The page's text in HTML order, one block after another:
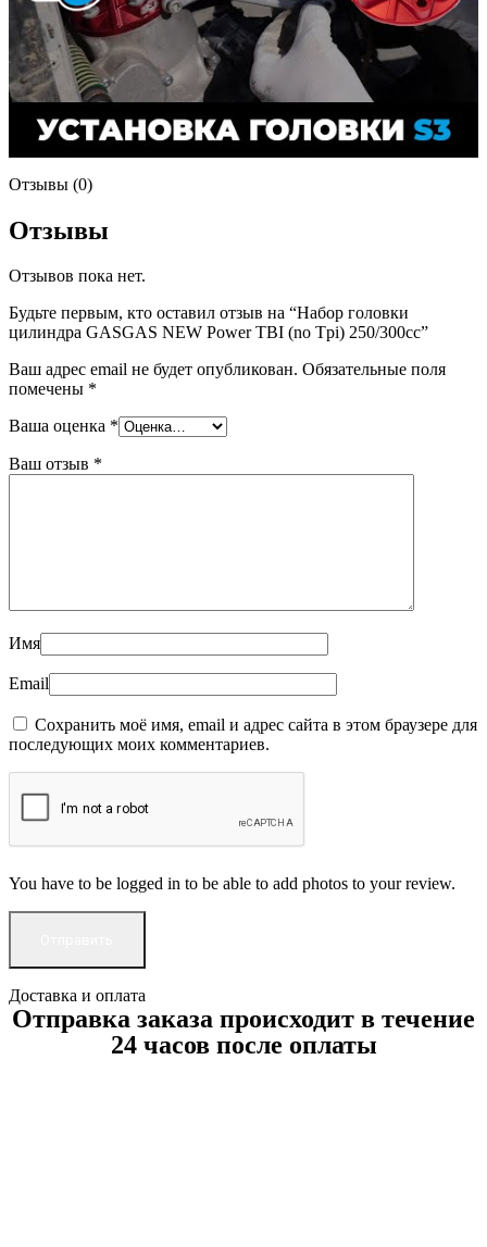
Отзывы (0)
Отзывы
Отзывов пока нет.
Будьте первым, кто оставил отзыв на “Набор головки
цилиндра GASGAS NEW Power TBI (no Tpi) 250/300cc”
Ваш адрес email не будет опубликован. Обязательные поля
помечены *
Ваша оценка *
Ваш отзыв *
Имя
Email
Сохранить моё имя, email и адрес сайта в этом браузере для
последующих моих комментариев.
You have to be logged in to be able to add photos to your review.
Доставка и оплата
Отправка заказа происходит в течение
24 часов после оплаты